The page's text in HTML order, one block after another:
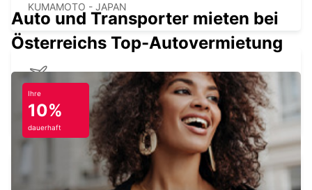
KUMAMOTO - JAPAN
NAGASAKI AIRPORT
OMURA - JAPAN
Auto und Transporter mieten bei
Österreichs Top-Autovermietung
Ihre
10%
dauerhaft